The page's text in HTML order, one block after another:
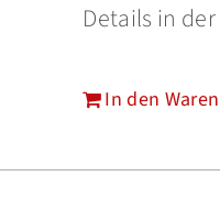
Details in
In den